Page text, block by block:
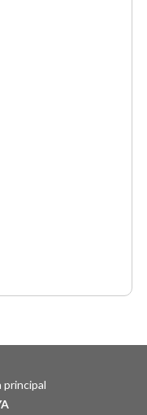
principal